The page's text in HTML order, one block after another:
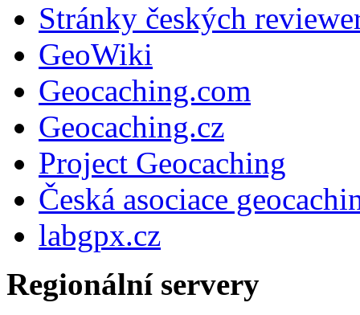
Stránky českých
GeoWiki
Geocaching.com
Geocaching.cz
Project Geocaching
Česká asociace
labgpx.cz
Regionální servery